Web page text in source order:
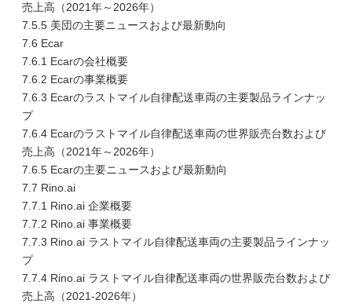
売上高（2021年～2026年）
7.5.5 美団の主要ニュースおよび最新動向
7.6 Ecar
7.6.1 Ecarの会社概要
7.6.2 Ecarの事業概要
7.6.3 Ecarのラストマイル自律配送車両の主要製品ラインナッ
プ
7.6.4 Ecarのラストマイル自律配送車両の世界販売台数および
売上高（2021年～2026年）
7.6.5 Ecarの主要ニュースおよび最新動向
7.7 Rino.ai
7.7.1 Rino.ai 企業概要
7.7.2 Rino.ai 事業概要
7.7.3 Rino.ai ラストマイル自律配送車両の主要製品ラインナッ
プ
7.7.4 Rino.ai ラストマイル自律配送車両の世界販売台数および
売上高（2021-2026年）